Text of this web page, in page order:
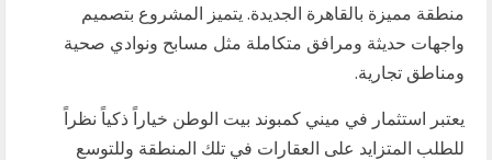
منطقة مميزة بالقاهرة الجديدة. يتميز المشروع بتصميم
واجهات حديثة ومرافق متكاملة مثل مسابح ونوادي صحية
ومناطق تجارية.
يعتبر استثمار في ميني كمبوند بيت الوطن خياراً ذكياً نظراً
للطلب المتزايد على العقارات في تلك المنطقة وللتوسع